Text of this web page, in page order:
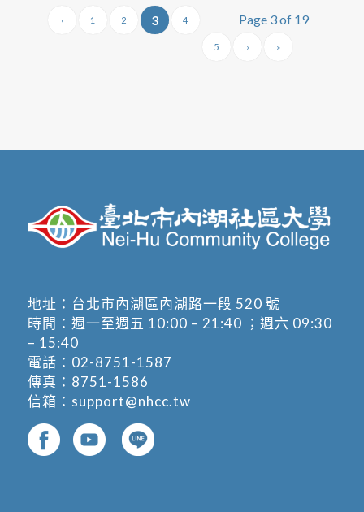
Page 3 of 19
‹ 1 2 3 4
5 › »
地址： 台北市內湖區內湖路一段 520 號
時間：週一至週五 10:00 – 21:40 ；週六 09:30
– 15:40
電話： 02-8751-1587
傳真：8751-1586
信箱： support@nhcc.tw